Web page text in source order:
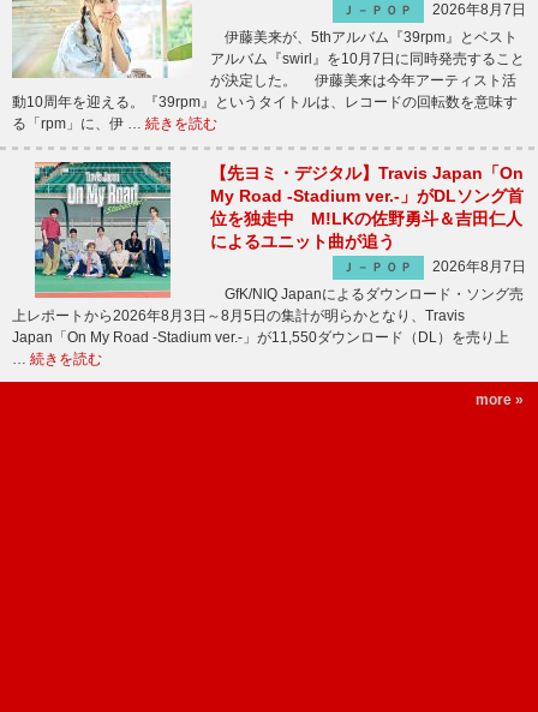
Ｊ－ＰＯＰ
2026年8月7日
伊藤美来が、5thアルバム『39rpm』とベスト
アルバム『swirl』を10月7日に同時発売すること
が決定した。 伊藤美来は今年アーティスト活
動10周年を迎える。『39rpm』というタイトルは、レコードの回転数を意味す
る「rpm」に、伊 … 続きを読む
【先ヨミ・デジタル】Travis Japan「On
My Road -Stadium ver.-」がDLソング首
位を独走中 M!LKの佐野勇斗＆吉田仁人
によるユニット曲が追う
Ｊ－ＰＯＰ
2026年8月7日
GfK/NIQ Japanによるダウンロード・ソング売
上レポートから2026年8月3日～8月5日の集計が明らかとなり、Travis
Japan「On My Road -Stadium ver.-」が11,550ダウンロード（DL）を売り上
… 続きを読む
more »